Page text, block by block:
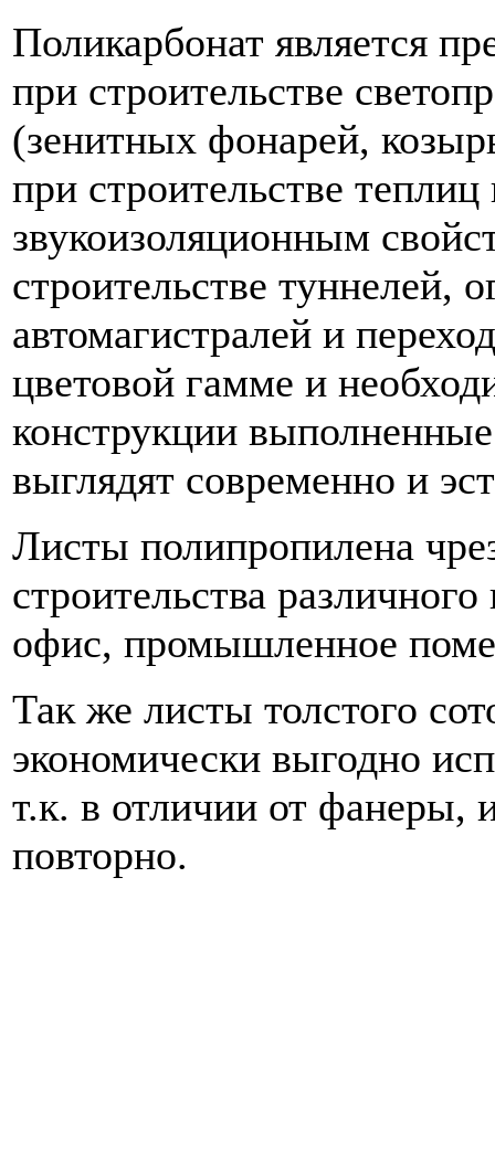
Поликарбонат является
при строительстве
(зенитных фонарей,
при строительстве
звукоизоляционным
строительстве туннелей,
автомагистралей и
цветовой гамме и
конструкции
выглядят современно и
Листы полипропилена
строительства
офис, промышленное
Так же листы толстого
экономически выгодно
т.к. в отличии от фанеры,
повторно.